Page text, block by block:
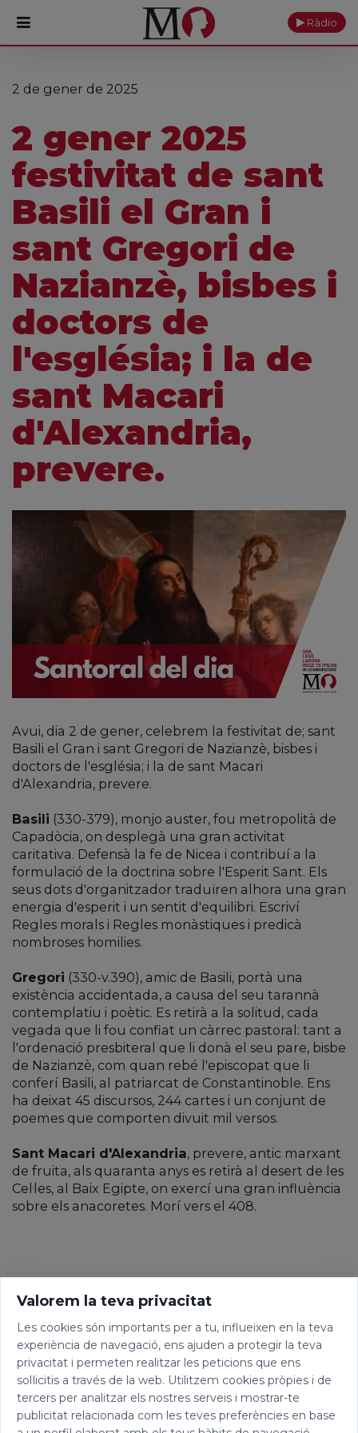
PORTADA
Cultura
Actualitat
Fundació
Visita'ns
Ofrenes
Ràdio
2 de gener de 2025
2 gener 2025
festivitat de sant
Basili el Gran i
sant Gregori de
Nazianzè, bisbes i
doctors de
l'església; i la de
sant Macari
d'Alexandria,
prevere.
Avui, dia 2 de gener, celebrem la festivitat de; sant
Basili el Gran i sant Gregori de Nazianzè, bisbes i
doctors de l'església; i la de sant Macari
d'Alexandria, prevere.
Basili (330-379), monjo auster, fou metropolità de
Capadòcia, on desplegà una gran activitat
caritativa. Defensà la fe de Nicea i contribuí a la
formulació de la doctrina sobre l'Esperit Sant. Els
seus dots d'organitzador traduïren alhora una gran
energia d'esperit i un sentit d'equilibri. Escriví
Regles morals i Regles monàstiques i predicà
nombroses homilies.
Gregori (330-v.390), amic de Basili, portà una
existència accidentada, a causa del seu tarannà
contemplatiu i poètic. Es retirà a la solitud, cada
vegada que li fou confiat un càrrec pastoral: tant a
l'ordenació presbiteral que li donà el seu pare, bisbe
de Nazianzè, com quan rebé l'episcopat que li
conferí Basili, al patriarcat de Constantinoble. Ens
ha deixat 45 discursos, 244 cartes i un conjunt de
poemes que comporten divuit mil versos.
Sant Macari d'Alexandria, prevere, antic marxant
de fruita, als quaranta anys es retirà al desert de les
Cel·les, al Baix Egipte, on exercí una gran influència
sobre els anacoretes. Morí vers el 408.
Valorem la teva privacitat
Les cookies són importants per a tu, influeixen en la teva
experiència de navegació, ens ajuden a protegir la teva
privacitat i permeten realitzar les peticions que ens
sol·licitis a través de la web. Utilitzem cookies pròpies i de
tercers per analitzar els nostres serveis i mostrar-te
publicitat relacionada com les teves preferències en base